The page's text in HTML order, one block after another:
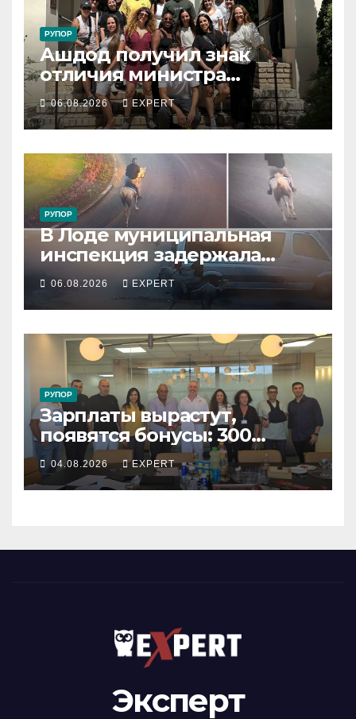
РУПОР
Ашдод получил знак
отличия министра
обороны за поддержку
резервистов
06.08.2026 EXPERT
РУПОР
В Лоде муниципальная
инспекция задержала
подростка, устроившего
опасную скачку на лошади
по улицам города
06.08.2026 EXPERT
РУПОР
Зарплаты вырастут,
появятся бонусы: 300
сотрудников «Штраус»
получили новый
коллективный договор
04.08.2026 EXPERT
Эксперт